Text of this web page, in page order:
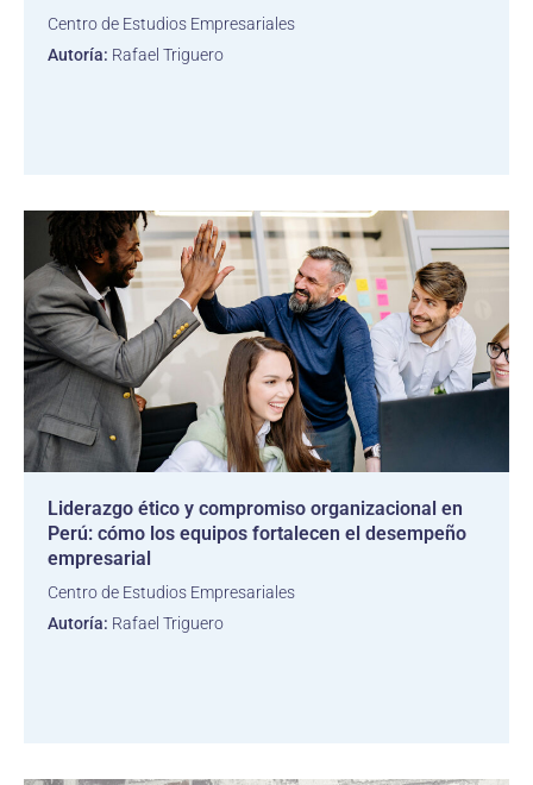
Centro de Estudios Empresariales
Autoría: Rafael Triguero
Liderazgo ético y compromiso organizacional en
Perú: cómo los equipos fortalecen el desempeño
empresarial
Centro de Estudios Empresariales
Autoría: Rafael Triguero